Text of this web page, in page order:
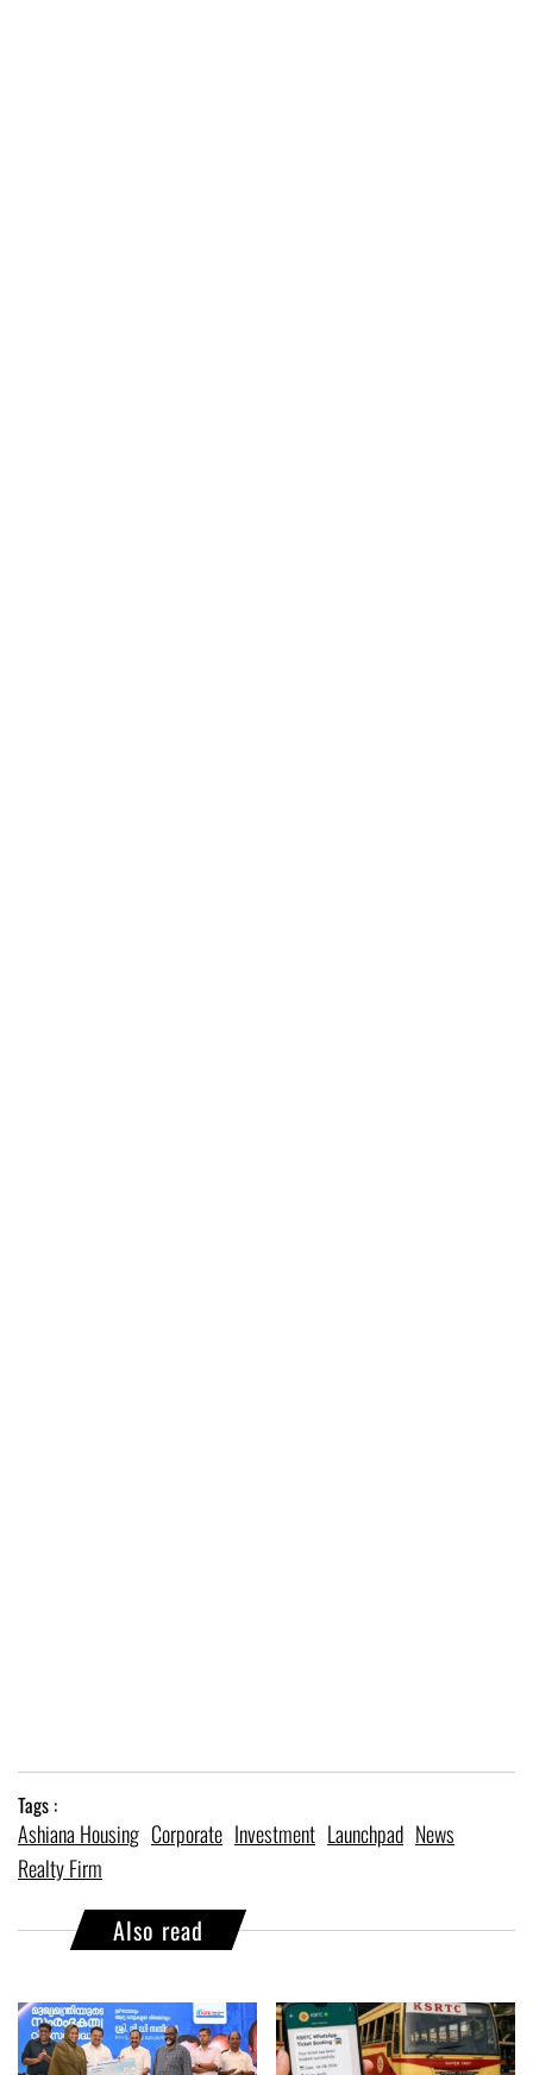
Tags :
Ashiana Housing Corporate Investment Launchpad News
Realty Firm
Also read